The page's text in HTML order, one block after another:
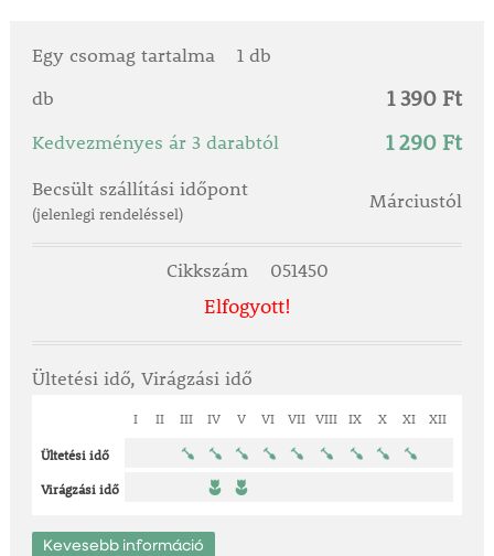
Egy csomag tartalma
1 db
db
1 390 Ft
Kedvezményes ár 3 darabtól 1 290 Ft
Becsült szállítási időpont
(jelenlegi rendeléssel)
Márciustól
Cikkszám 051450
Elfogyott!
Ültetési idő, Virágzási idő
I II III IV V VI VII VIII IX X XI XII
Ültetési idő
Virágzási idő
Kevesebb információ